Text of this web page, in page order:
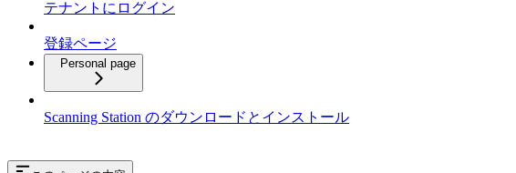
テナントにログイン
登録ページ
Personal page
Scanning Station のダウンロードとインストール